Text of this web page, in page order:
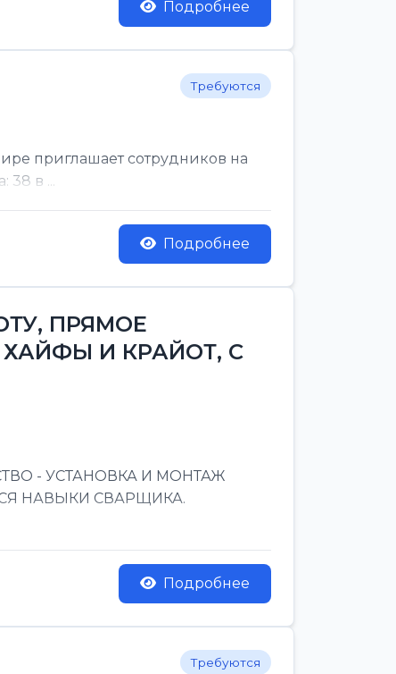
Подробнее
Требуются
приглашает сотрудников на
38 в ...
Подробнее
ПРЯМОЕ
И КРАЙОТ, С
- УСТАНОВКА И МОНТАЖ
НАВЫКИ СВАРЩИКА.
Подробнее
Требуются